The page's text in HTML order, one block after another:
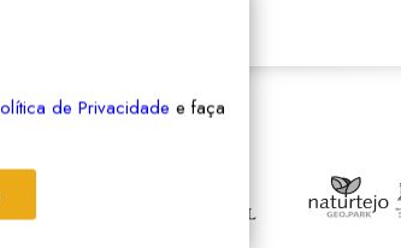
de Privacidade e faça